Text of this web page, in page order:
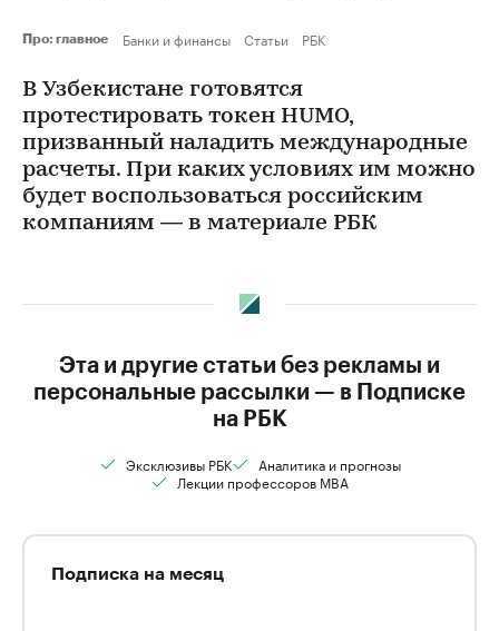
Про: главное Банки и финансы Статьи РБК
В Узбекистане готовятся
протестировать токен HUMO,
призванный наладить международные
расчеты. При каких условиях им можно
будет воспользоваться российским
компаниям — в материале РБК
Эта и другие статьи без рекламы и
персональные рассылки — в Подписке
на РБК
Эксклюзивы РБК
Аналитика и прогнозы
Лекции профессоров MBA
Подписка на месяц